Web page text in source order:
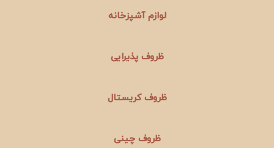
لوازم آشپزخانه
ظروف پذیرایی
ظروف کریستال
ظروف چینی